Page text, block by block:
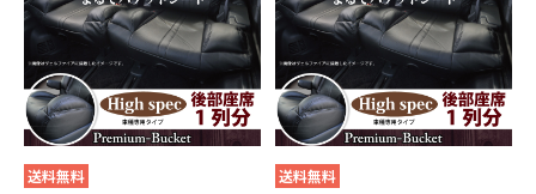
送料無料 送料無料